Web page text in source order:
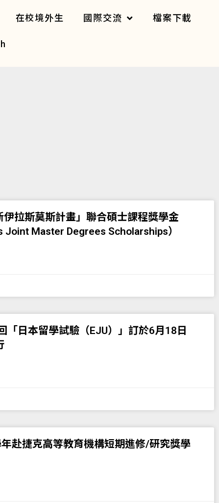
在校境外生 國際交流 檔案下載
拉斯莫斯計畫」聯合碩士課程獎學金
Joint Master Degrees Scholarships）
「日本留學試驗（EJU）」訂於6月18日
年赴捷克高等教育機構短期進修/研究獎學